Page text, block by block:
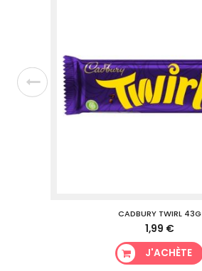
CADBURY TWIRL 43G
1,99 €
J'ACHÈTE